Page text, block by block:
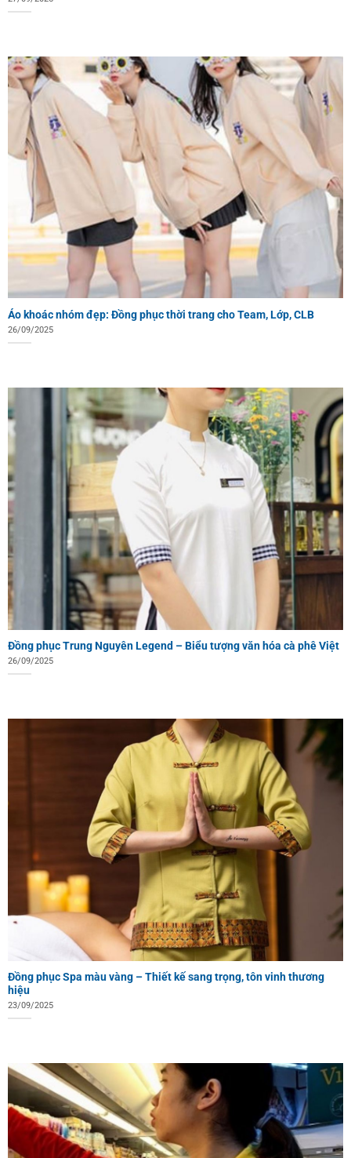
Áo khoác nhóm đẹp: Đồng phục thời trang cho Team, Lớp, CLB
26/09/2025
Đồng phục Trung Nguyên Legend – Biểu tượng văn hóa cà phê Việt
26/09/2025
Đồng phục Spa màu vàng – Thiết kế sang trọng, tôn vinh thương
hiệu
23/09/2025